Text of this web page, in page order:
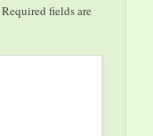
Required fields are